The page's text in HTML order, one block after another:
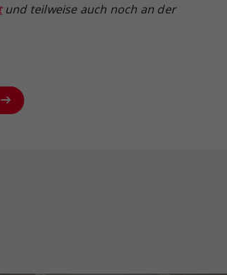
und teilweise auch noch an der